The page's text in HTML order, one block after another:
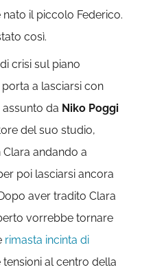
nato il piccolo Federico.
così.
crisi sul piano
a lasciarsi con
assunto da Niko Poggi
del suo studio,
andando a
poi lasciarsi ancora
aver tradito Clara
vorrebbe tornare
rimasta incinta di
al centro della